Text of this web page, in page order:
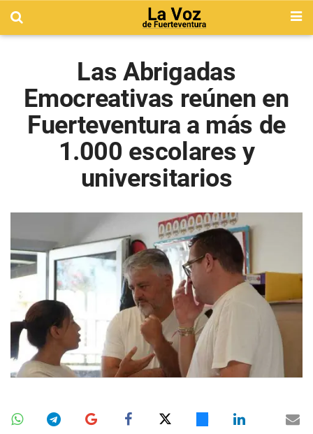
Las Abrigadas
Emocreativas reúnen en
Fuerteventura a más de
1.000 escolares y
universitarios